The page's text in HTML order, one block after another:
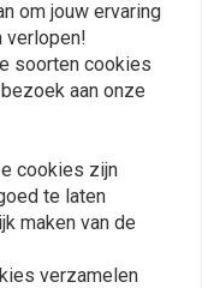
om jouw ervaring
verlopen!
soorten cookies
aan onze
cookies zijn
te laten
maken van de
verzamelen